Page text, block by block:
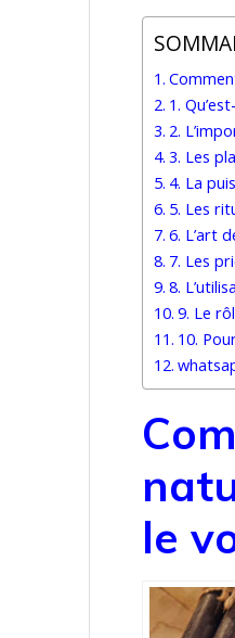
1.
2.
3. Les
4. La
5. Les
6. L’art
7. Les
8.
9. Le
10.
le